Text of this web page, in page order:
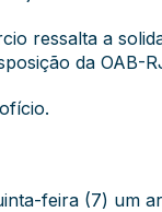
ressalta a
da OAB-
feira (7) um